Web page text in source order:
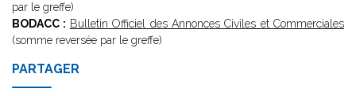
par le greffe)
BODACC : Bulletin Officiel des Annonces Civiles et Commerciales
(somme reversée par le greffe)
PARTAGER